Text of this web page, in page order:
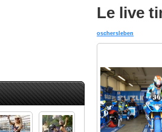
Le live
oschersleben